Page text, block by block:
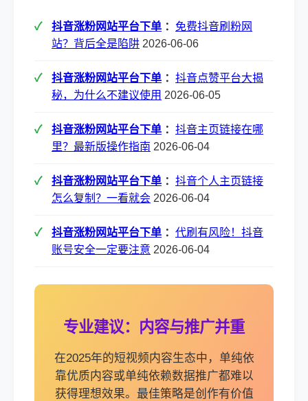
抖音涨粉网站平台下单 ： 免费抖音刷粉网
站？背后全是陷阱 2026-06-06
抖音涨粉网站平台下单 ： 抖音点赞平台大揭
秘，为什么不建议使用 2026-06-05
抖音涨粉网站平台下单 ： 抖音主页链接在哪
里？最新版操作指南 2026-06-04
抖音涨粉网站平台下单 ： 抖音个人主页链接
怎么复制？一看就会 2026-06-04
抖音涨粉网站平台下单 ： 代刷有风险！抖音
账号安全一定要注意 2026-06-04
专业建议：内容与推广并重
在2025年的短视频内容生态中，单纯依
靠优质内容或单纯依赖数据推广都难以
获得理想效果。最佳策略是创作有价值